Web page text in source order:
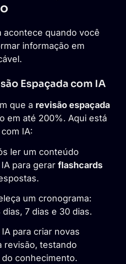
acontece quando você
informação em
Espaçada com IA
que a revisão espaçada
em até 200%. Aqui está
IA:
ler um conteúdo
para gerar flashcards
um cronograma:
7 dias e 30 dias.
para criar novas
revisão, testando
conhecimento.